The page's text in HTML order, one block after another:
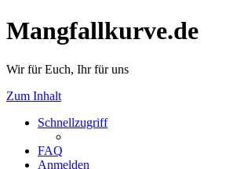
Mangfallkurve.de
Wir für Euch, Ihr für uns
Zum Inhalt
Schnellzugriff
FAQ
Anmelden